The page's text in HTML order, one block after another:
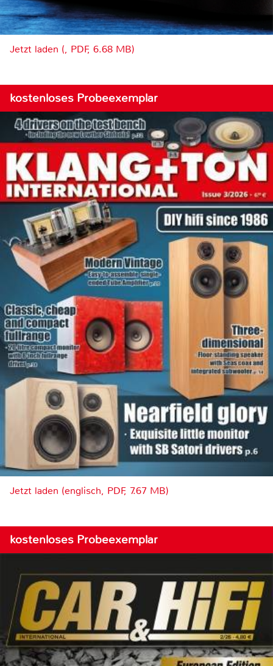
Jetzt laden (, PDF, 6.68 MB)
kostenloses Probeexemplar
Jetzt laden (englisch, PDF, 7.67 MB)
kostenloses Probeexemplar